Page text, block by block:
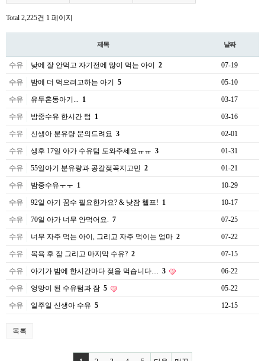
Total 2,225건 1 페이지
제목 날짜
수유 낮에 잘 안먹고 자기전에 많이 먹는 아이 2 07-19
수유 밤에 더 먹으려고하는 아기 5 05-10
수유 유두혼동아기... 1 03-17
수유 밤중수유 한시간 텀 1 03-16
수유 신생아 분유량 문의드려요 3 02-01
수유 생후 17일 아가 수유텀 도와주세요ㅠㅠ 3 01-31
수유 55일아기 분유량과 공갈젖꼭지고민 2 01-21
수유 밤중수유ㅜㅜ 1 10-29
수유 92일 아기 꿈수 필요한가요? & 낮잠 헬프! 1 10-17
수유 70일 아가 너무 안먹어요. 7 07-25
수유 너무 자주 먹는 아이, 그리고 자주 먹이는 엄마 2 07-22
수유 목욕 후 잠 그리고 마지막 수유? 2 07-15
수유 아기가 밤에 한시간마다 젖을 먹습니다.... 3 06-22
수유 엉망이 된 수유텀과 잠 5 05-22
수유 일주일 신생아 수유 5 12-15
목록